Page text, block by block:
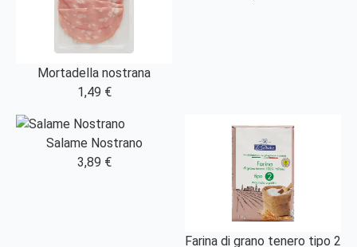
Mortadella nostrana
1,49 €
Salame Nostrano
3,89 €
Farina di grano tenero tipo 2